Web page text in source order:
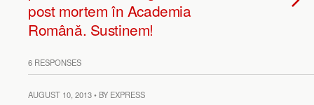
post mortem în Academia
Românǎ. Sustinem!
6 RESPONSES
AUGUST 10, 2013 • BY EXPRESS